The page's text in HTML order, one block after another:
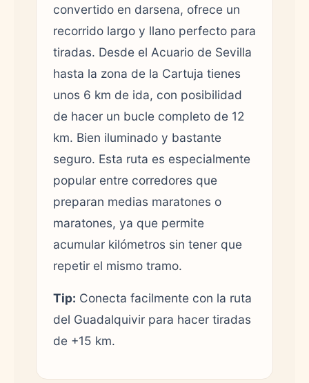
convertido en darsena, ofrece un
recorrido largo y llano perfecto para
tiradas. Desde el Acuario de Sevilla
hasta la zona de la Cartuja tienes
unos 6 km de ida, con posibilidad
de hacer un bucle completo de 12
km. Bien iluminado y bastante
seguro. Esta ruta es especialmente
popular entre corredores que
preparan medias maratones o
maratones, ya que permite
acumular kilómetros sin tener que
repetir el mismo tramo.
Tip: Conecta facilmente con la ruta
del Guadalquivir para hacer tiradas
de +15 km.